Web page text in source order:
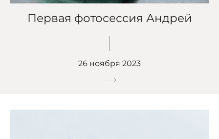
Первая фотосессия Андрей
26 ноября 2023